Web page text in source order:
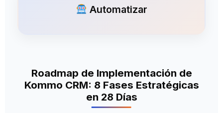
Automatizar
Roadmap de Implementación de
Kommo CRM: 8 Fases Estratégicas
en 28 Días